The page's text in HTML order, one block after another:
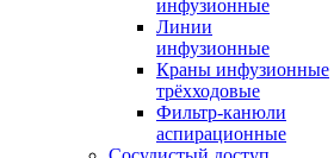
инфузионные
Линии
инфузионные
Краны инфузионные
трёхходовые
Фильтр-канюли
аспирационные